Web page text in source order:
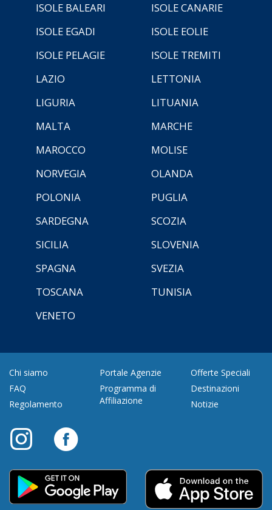
ISOLE BALEARI
ISOLE CANARIE
ISOLE EGADI
ISOLE EOLIE
ISOLE PELAGIE
ISOLE TREMITI
LAZIO
LETTONIA
LIGURIA
LITUANIA
MALTA
MARCHE
MAROCCO
MOLISE
NORVEGIA
OLANDA
POLONIA
PUGLIA
SARDEGNA
SCOZIA
SICILIA
SLOVENIA
SPAGNA
SVEZIA
TOSCANA
TUNISIA
VENETO
Chi siamo
FAQ
Regolamento
Portale Agenzie
Programma di
Affiliazione
Offerte Speciali
Destinazioni
Notizie